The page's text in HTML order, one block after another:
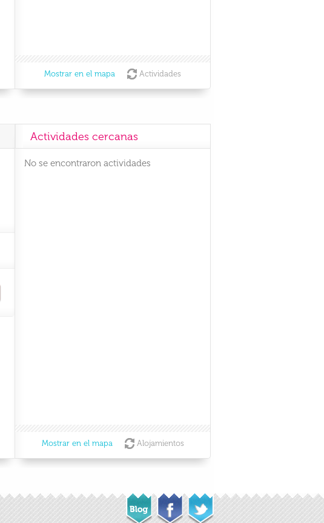
Mostrar en el mapa Actividades
Actividades cercanas
No se encontraron actividades
Mostrar en el mapa Alojamientos